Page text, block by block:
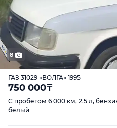
8
ГАЗ 31029 «ВОЛГА» 1995
750 000₸
С пробегом 6 000 км, 2.5 л,
белый